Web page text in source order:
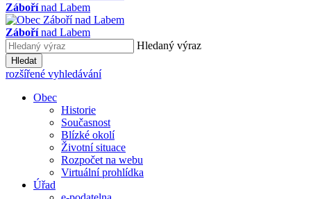
Zábořínad Labem
Zábořínad Labem
Hledaný výraz
Hledat
rozšířené vyhledávání
Obec
Historie
Současnost
Blízké okolí
Životní situace
Rozpočet na webu
Virtuální prohlídka
Úřad